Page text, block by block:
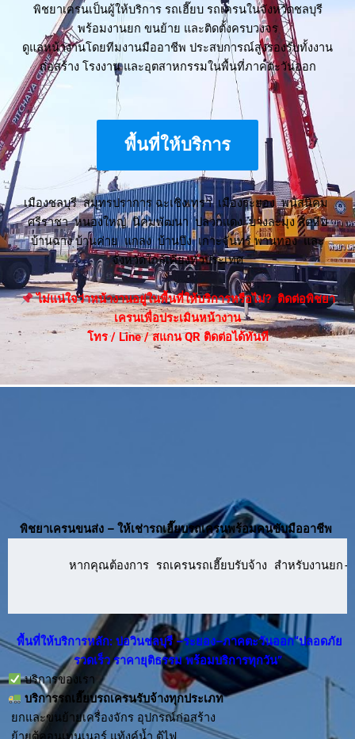
พิชยาเครนเป็นผู้ให้บริการ รถเฮี๊ยบ รถเครนในจังหวัดชลบุรี
พร้อมงานยก ขนย้าย และติดตั้งครบวงจร
ดูแลหน้างานโดยทีมงานมืออาชีพ ประสบการณ์สูงรองรับทั้งงาน
ก่อสร้าง โรงงาน และอุตสาหกรรมในพื้นที่ภาคตะวันออก
พื้นที่ให้บริการ
เมืองชลบุรี สมุทรปราการ ฉะเชิงเทรา เมืองระยอง พนัสนิคม
ศรีราชา หนองใหญ่ นิคมพัฒนา ปลวกแดง บางละมุง สัตหีบ
บ้านฉาง บ้านค่าย แกลง บ้านบึง เกาะจันทร์ พานทอง และ
จังหวัดใกล้เคียงทั่วประเทศ
ไม่แน่ใจว่าหน้างานอยู่ในพื้นที่ให้บริการหรือไม่? ติดต่อพิชยา
เครนเพื่อประเมินหน้างาน
โทร / Line / สแกน QR ติดต่อได้ทันที
พิชยาเครนขนส่ง – ให้เช่ารถเฮี๊ยบรถเครนพร้อมคนขับมืออาชีพ
หากคุณต้องการ รถเครนรถเฮี๊ยบรับจ้าง สำหรับงานยก
พื้นที่ให้บริการหลัก: บ่อวินชลบุรี –ระยอง–ภาคตะวันออก“ปลอดภัย
รวดเร็ว ราคายุติธรรม พร้อมบริการทุกวัน”
บริการของเรา
บริการรถเฮี๊ยบรถเครนรับจ้างทุกประเภท
ยกและขนย้ายเครื่องจักร อุปกรณ์ก่อสร้าง